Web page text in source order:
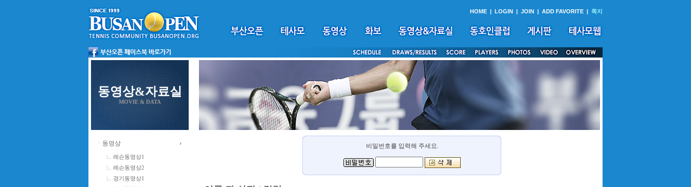
HOME | LOGIN | JOIN | ADD FAVORITE | 쪽지
동영상&자료실
MOVIE & DATA
ㆍ동영상
레슨동영상1
레슨동영상2
경기동영상1
비밀번호를 입력해 주세요.